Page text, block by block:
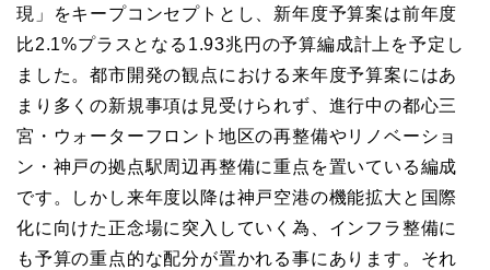
現」をキープコンセプトとし、新年度予算案は前年度
比2.1%プラスとなる1.93兆円の予算編成計上を予定し
ました。都市開発の観点における来年度予算案にはあ
まり多くの新規事項は見受けられず、進行中の都心三
宮・ウォーターフロント地区の再整備やリノベーショ
ン・神戸の拠点駅周辺再整備に重点を置いている編成
です。しかし来年度以降は神戸空港の機能拡大と国際
化に向けた正念場に突入していく為、インフラ整備に
も予算の重点的な配分が置かれる事にあります。 それ